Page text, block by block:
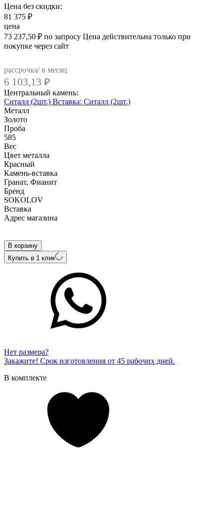
Цена без скидки:
81 375 ₽
цена
73 237,50 ₽ по запросу Цена действительна только при
покупке через сайт
рассрочка/ в месяц
6 103,13 ₽
Центральный камень:
Ситалл (2шт.) Вставка: Ситалл (2шт.)
Металл
Золото
Проба
585
Вес
Цвет металла
Красный
Камень-вставка
Гранат, Фианит
Бренд
SOKOLOV
Вcтавка
Адрес магазина
В корзину
Купить в 1 клик
Нет размера?
Закажите! Срок изготовления от 45 рабочих дней.
В комплекте